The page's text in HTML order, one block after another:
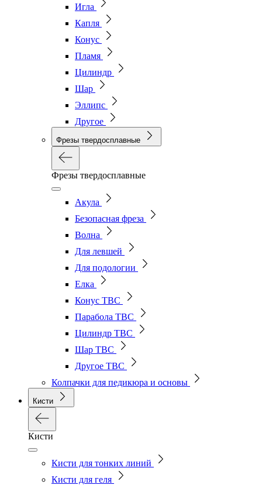
Игла
Капля
Конус
Пламя
Цилиндр
Шар
Эллипс
Другое
Фрезы твердосплавные
Фрезы твердосплавные
Акула
Безопасная фреза
Волна
Для левшей
Для подологии
Елка
Конус ТВС
Парабола ТВС
Цилиндр ТВС
Шар ТВС
Другое ТВС
Колпачки для педикюра и основы
Кисти
Кисти
Кисти для тонких линий
Кисти для геля